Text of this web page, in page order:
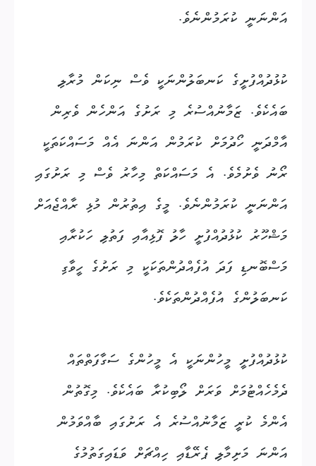
އަންނަނީ ކުރަމުންނެވެ.
ކުޅުދުއްފުށީގެ ކަނބަލުންނަކީ ވެސް ނިކަން މުރާލި
ބައެކެވެ. ޒަމާނުއްސުރެ މި ރަށުގެ އަންހެން ވެރިން
އާމްދަނީ ހޯދުމަށް ކުރަމުން އަންނަ އެއް މަސައްކަތަކީ
ރޯނު ވެށުމެވެ. އެ މަސައްކަތް މިހާރު ވެސް މި ރަށުގައި
އަންނަނީ ކުރަމުންނެވެ. މީގެ އިތުރުން މުޅި ރާއްޖެއަށް
މަޝްހޫރު ކުޅުދުއްފުށީ ހާލު ފޮޅިއާއި ފަތުލި ހަކުރާއި
މަސްބޮނޑި ފަދަ އުފެއްދުންތަކަކީ މި ރަށުގެ ހީވާގި
ކަނބަލުންގެ އުފެއްދުންތަކެވެ.
ކުޅުދުއްފުށީ މީހުންނަކީ އެ މީހުންގެ ސަގާފަތްތައް
ދެމެހެއްޓުމަށް ވަރަށް ލޯބިކުރާ ބައެކެވެ. މިގޮތުން
އެންމެ ކުރީ ޒަމާނުއްސުރެ އެ ރަށުގައި ބާއްވަމުން
އަންނަ މަށިމާލި ޕެރޭޑާއި ހިއްޗަށް ވަޑައިގަތުމުގެ